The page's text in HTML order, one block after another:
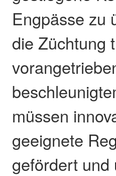
Engpässe zu
die Züchtung
müssen
geeignete
gefördert und